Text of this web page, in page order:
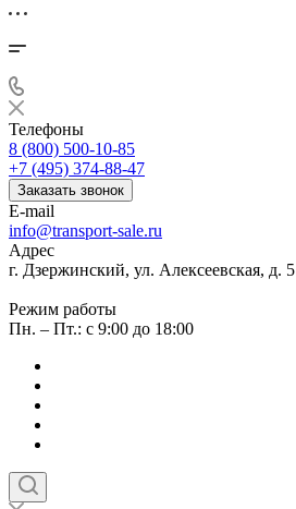
Телефоны
8 (800) 500-10-85
+7 (495) 374-88-47
Заказать звонок
E-mail
info@transport-sale.ru
Адрес
г. Дзержинский, ул. Алексеевская, д. 5
Режим работы
Пн. – Пт.: с 9:00 до 18:00